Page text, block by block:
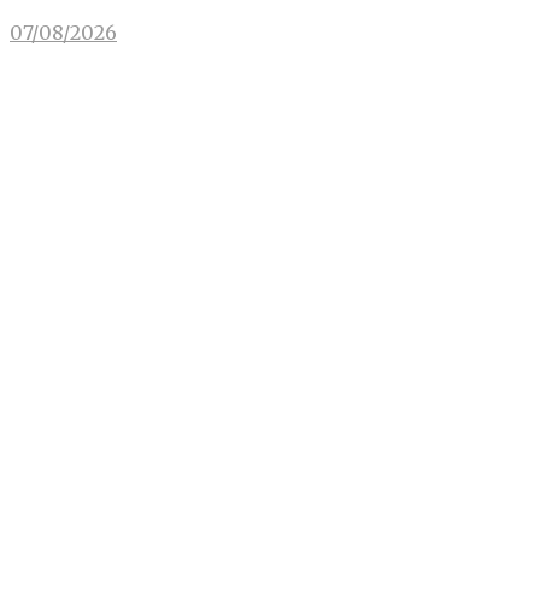
07/08/2026